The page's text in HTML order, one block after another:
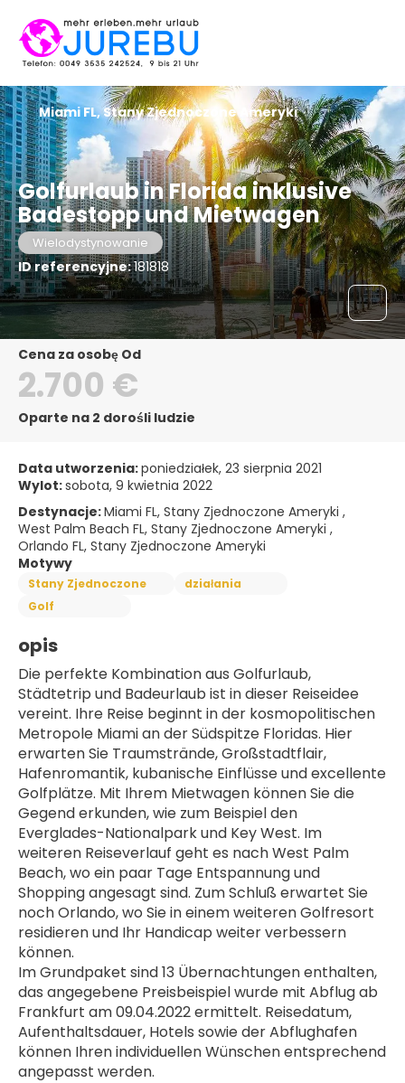
Golfurlaub in Florida inklusive
Badestopp und Mietwagen
Wielodystynowanie
ID referencyjne:181818
Miami FL, Stany Zjednoczone Ameryki
Cena za osobę Od
2.700 €
Oparte na 2 dorośli ludzie
Data utworzenia:poniedziałek, 23 sierpnia 2021
Wylot:sobota, 9 kwietnia 2022
Destynacje:Miami FL, Stany Zjednoczone Ameryki ,
West Palm Beach FL, Stany Zjednoczone Ameryki ,
Orlando FL, Stany Zjednoczone Ameryki
Motywy
Stany Zjednoczone
działania
Golf
opis
Die perfekte Kombination aus Golfurlaub,
Städtetrip und Badeurlaub ist in dieser Reiseidee
vereint. Ihre Reise beginnt in der kosmopolitischen
Metropole Miami an der Südspitze Floridas. Hier
erwarten Sie Traumstrände, Großstadtflair,
Hafenromantik, kubanische Einflüsse und excellente
Golfplätze. Mit Ihrem Mietwagen können Sie die
Gegend erkunden, wie zum Beispiel den
Everglades-Nationalpark und Key West. Im
weiteren Reiseverlauf geht es nach West Palm
Beach, wo ein paar Tage Entspannung und
Shopping angesagt sind. Zum Schluß erwartet Sie
noch Orlando, wo Sie in einem weiteren Golfresort
residieren und Ihr Handicap weiter verbessern
können.
Im Grundpaket sind 13 Übernachtungen enthalten,
das angegebene Preisbeispiel wurde mit Abflug ab
Frankfurt am 09.04.2022 ermittelt. Reisedatum,
Aufenthaltsdauer, Hotels sowie der Abflughafen
können Ihren individuellen Wünschen entsprechend
angepasst werden.